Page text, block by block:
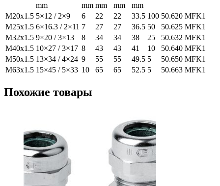
mm
mm mm mm
mm
M20x1.5 5×12 / 2×9 6 22 22 33.5 100 50.620 MFK1
M25x1.5 6×16.3 / 2×11 7 27 27 36.5 50
50.625 MFK1
M32x1.5 9×20 / 3×13 8 34 34 38 25
50.632 MFK1
M40x1.5 10×27 / 3×17 8 43 43 41 10
50.640 MFK1
M50x1.5 13×34 / 4×24 9 55 55 49.5 5
50.650 MFK1
M63x1.5 15×45 / 5×33 10 65 65 52.5 5 50.663 MFK1
Похожие товары